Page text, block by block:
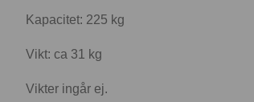
Kapacitet: 225 kg
Vikt: ca 31 kg
Vikter ingår ej.